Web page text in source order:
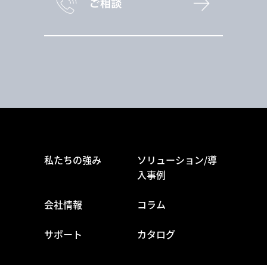
私たちの強み
ソリューション/導
入事例
会社情報 コラム
サポート カタログ